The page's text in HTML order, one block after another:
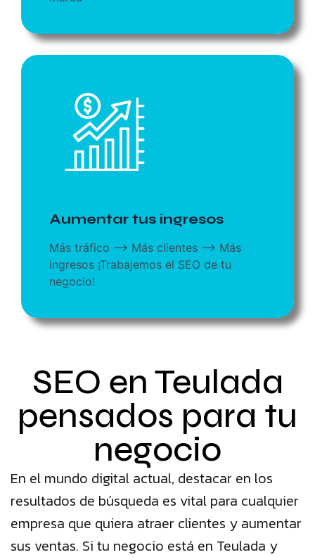
Aumentar tus ingresos
Más tráfico --> Más clientes --> Más
ingresos ¡Trabajemos el SEO de tu
negocio!
SEO en Teulada
pensados para tu
negocio
En el mundo digital actual, destacar en los
resultados de búsqueda es vital para cualquier
empresa que quiera atraer clientes y aumentar
sus ventas. Si tu negocio está en Teulada y